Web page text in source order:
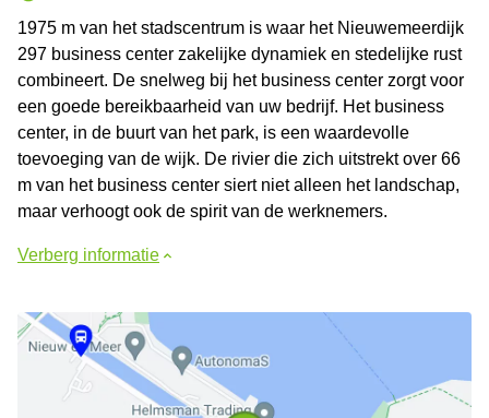
1975 m van het stadscentrum is waar het Nieuwemeerdijk
297 business center zakelijke dynamiek en stedelijke rust
combineert. De snelweg bij het business center zorgt voor
een goede bereikbaarheid van uw bedrijf. Het business
center, in de buurt van het park, is een waardevolle
toevoeging van de wijk. De rivier die zich uitstrekt over 66
m van het business center siert niet alleen het landschap,
maar verhoogt ook de spirit van de werknemers.
Verberg informatie